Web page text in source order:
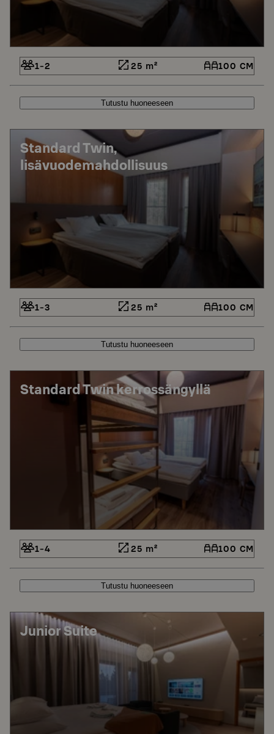
1-2 25 m² 100 CM
Tutustu huoneeseen
Standard Twin,
lisävuodemahdollisuus
1-3 25 m² 100 CM
Tutustu huoneeseen
Standard Twin kerrossängyllä
1-4 25 m² 100 CM
Tutustu huoneeseen
Junior Suite